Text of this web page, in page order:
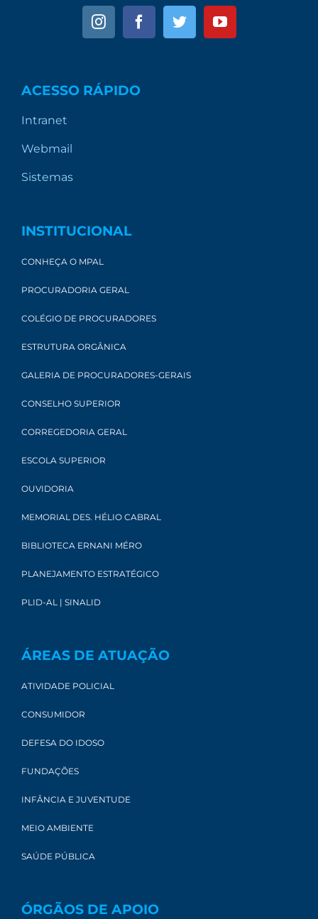
ACESSO RÁPIDO
Intranet
Webmail
Sistemas
INSTITUCIONAL
CONHEÇA O MPAL
PROCURADORIA GERAL
COLÉGIO DE PROCURADORES
ESTRUTURA ORGÂNICA
GALERIA DE PROCURADORES-GERAIS
CONSELHO SUPERIOR
CORREGEDORIA GERAL
ESCOLA SUPERIOR
OUVIDORIA
MEMORIAL DES. HÉLIO CABRAL
BIBLIOTECA ERNANI MÉRO
PLANEJAMENTO ESTRATÉGICO
PLID-AL | SINALID
ÁREAS DE ATUAÇÃO
ATIVIDADE POLICIAL
CONSUMIDOR
DEFESA DO IDOSO
FUNDAÇÕES
INFÂNCIA E JUVENTUDE
MEIO AMBIENTE
SAÚDE PÚBLICA
ÓRGÃOS DE APOIO